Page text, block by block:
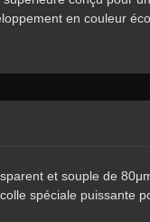
en couleur
et souple de
spéciale puissante